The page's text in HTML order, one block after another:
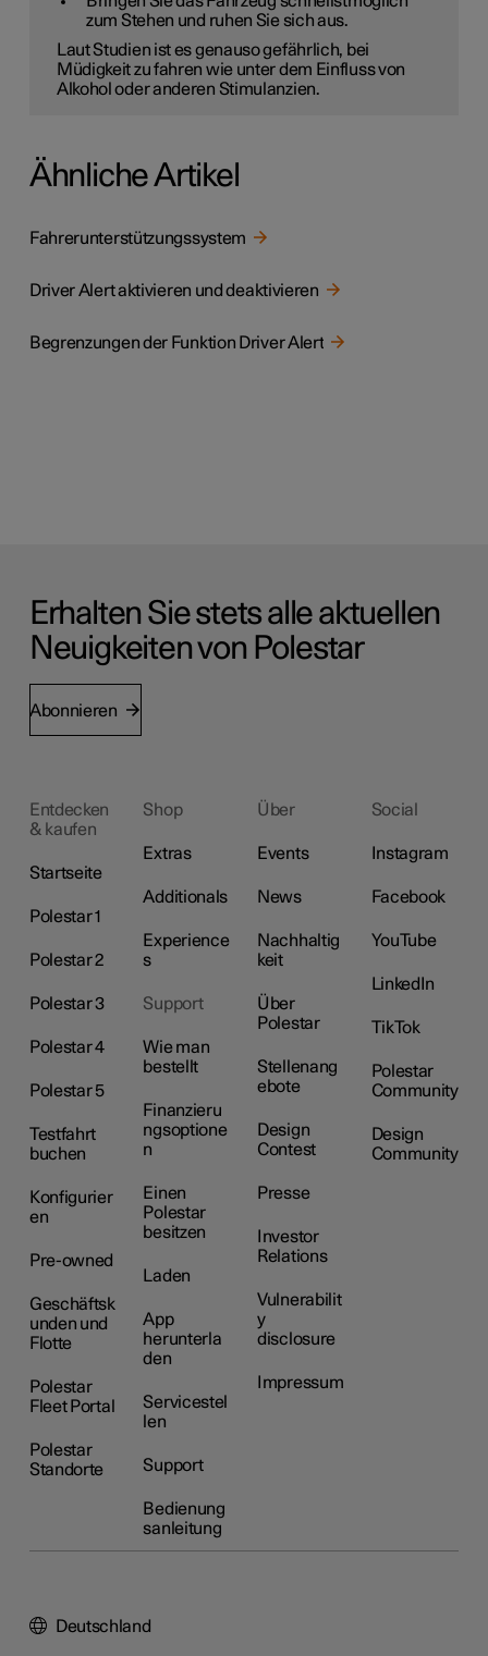
zum Stehen und ruhen Sie sich aus.
Laut Studien ist es genauso gefährlich, bei
Müdigkeit zu fahren wie unter dem Einfluss von
Alkohol oder anderen Stimulanzien.
Ähnliche Artikel
Fahrerunterstützungssystem
Driver Alert aktivieren und deaktivieren
Begrenzungen der Funktion Driver Alert
Erhalten Sie stets alle aktuellen
Neuigkeiten von Polestar
Abonnieren
Entdecken
& kaufen
Startseite
Polestar 1
Polestar 2
Polestar 3
Polestar 4
Polestar 5
Testfahrt
buchen
Konfigurier
en
Pre-owned
Geschäftsk
unden und
Flotte
Polestar
Fleet Portal
Polestar
Standorte
Shop
Extras
Additionals
Experience
s
Support
Wie man
bestellt
Finanzieru
ngsoptione
n
Einen
Polestar
besitzen
Laden
App
herunterla
den
Servicestel
len
Support
Bedienung
sanleitung
Über
Events
News
Nachhaltig
keit
Über
Polestar
Stellenang
ebote
Design
Contest
Presse
Investor
Relations
Vulnerabilit
y
disclosure
Impressum
Social
Instagram
Facebook
YouTube
LinkedIn
TikTok
Polestar
Community
Design
Community
Deutschland